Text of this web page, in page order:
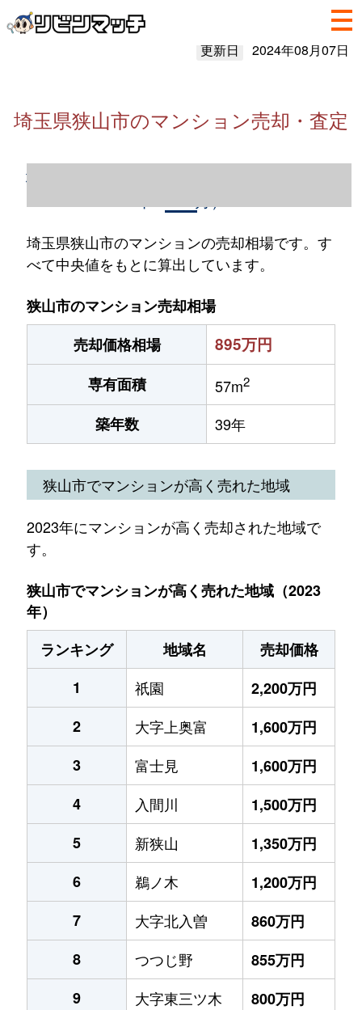
更新日 2024年08月07日
埼玉県狭山市のマンション売却・査定
埼玉県狭山市のマンション売却情報（2023
埼玉県狭山市のマンションの売却相場です。す
べて中央値をもとに算出しています。
狭山市のマンション売却相場
売却価格相場
895万円
専有面積 57m2
築年数 39年
狭山市でマンションが高く売れた地域
2023年にマンションが高く売却された地域で
す。
狭山市でマンションが高く売れた地域（2023
年）
ランキング
地域名
売却価格
1
祇園
2,200万円
2
大字上奥富
1,600万円
3
富士見
1,600万円
4
入間川
1,500万円
5
新狭山
1,350万円
6
鵜ノ木
1,200万円
7
大字北入曽
860万円
8
つつじ野
855万円
9
大字東三ツ木
800万円